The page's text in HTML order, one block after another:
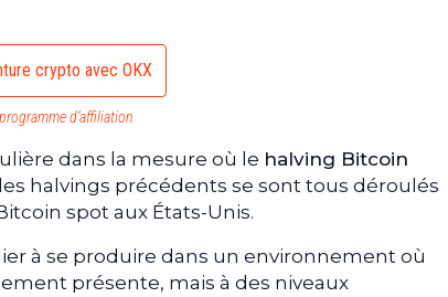
crypto avec OKX
d’affiliation
dans la mesure où le halving Bitcoin
halvings précédents se sont tous déroulés
spot aux États-Unis.
à se produire dans un environnement où
présente, mais à des niveaux